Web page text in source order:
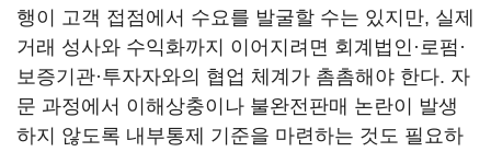
행이 고객 접점에서 수요를 발굴할 수는 있지만, 실제
거래 성사와 수익화까지 이어지려면 회계법인·로펌·
보증기관·투자자와의 협업 체계가 촘촘해야 한다. 자
문 과정에서 이해상충이나 불완전판매 논란이 발생
하지 않도록 내부통제 기준을 마련하는 것도 필요하